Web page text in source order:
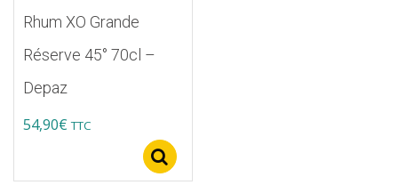
Rhum XO Grande
Réserve 45° 70cl –
Depaz
54,90€ TTC